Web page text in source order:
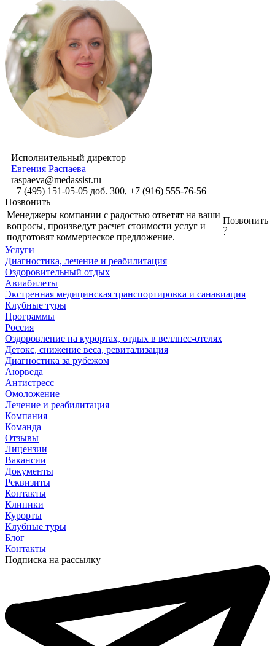
Исполнительный директор
Евгения Распаева
raspaeva@medassist.ru
+7 (495) 151-05-05 доб. 300, +7 (916) 555-76-56
Позвонить
Менеджеры компании с радостью ответят на ваши
вопросы, произведут расчет стоимости услуг и
подготовят коммерческое предложение.
Позвонить
Услуги
Диагностика, лечение и реабилитация
Оздоровительный отдых
Авиабилеты
Экстренная медицинская транспортировка и санавиация
Клубные туры
Программы
Россия
Оздоровление на курортах, отдых в веллнес-отелях
Детокс, снижение веса, ревитализация
Диагностика за рубежом
Аюрведа
Антистресс
Омоложение
Лечение и реабилитация
Компания
Команда
Отзывы
Лицензии
Вакансии
Документы
Реквизиты
Контакты
Клиники
Курорты
Клубные туры
Блог
Контакты
Подписка на рассылку